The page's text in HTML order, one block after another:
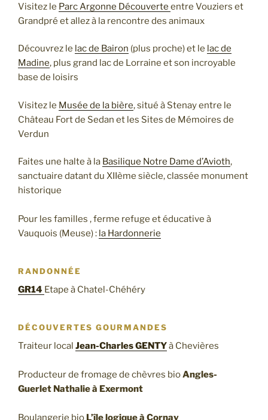
Visitez le Parc Argonne Découverte entre Vouziers et
Grandpré et allez à la rencontre des animaux
Découvrez le lac de Bairon (plus proche) et le lac de
Madine, plus grand lac de Lorraine et son incroyable
base de loisirs
Visitez le Musée de la bière, situé à Stenay entre le
Château Fort de Sedan et les Sites de Mémoires de
Verdun
Faites une halte à la Basilique Notre Dame d’Avioth,
sanctuaire datant du XIIème siècle, classée monument
historique
Pour les familles , ferme refuge et éducative à
Vauquois (Meuse) : la Hardonnerie
RANDONNÉE
GR14 Etape à Chatel-Chéhéry
DÉCOUVERTES GOURMANDES
Traiteur local Jean-Charles GENTYà Chevières
Producteur de fromage de chèvres bioAngles-
Guerlet Nathalie à Exermont
Boulangerie bio L’île logique à Cornay